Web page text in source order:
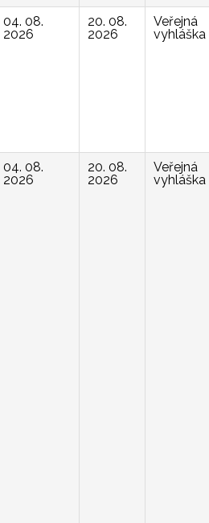
04. 08.
2026
20. 08.
2026
Veřejná
vyhláška
04. 08.
2026
20. 08.
2026
Veřejná
vyhláška